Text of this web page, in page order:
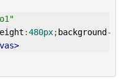
:480px; background -